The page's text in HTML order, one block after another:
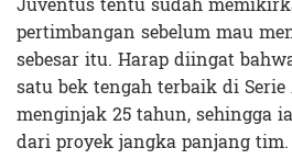
pertimbangan sebelum mau
sebesar itu. Harap diingat
satu bek tengah terbaik di
menginjak 25 tahun, sehingga
dari proyek jangka panjang tim.